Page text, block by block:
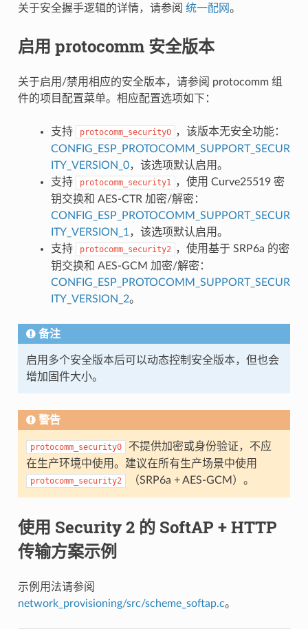
关于安全握手逻辑的详情，请参阅 统一配网。
启用 protocomm 安全版本
关于启用/禁用相应的安全版本，请参阅 protocomm 组
件的项目配置菜单。相应配置选项如下：
支持 protocomm_security0 ，该版本无安全功能：
CONFIG_ESP_PROTOCOMM_SUPPORT_SECUR
ITY_VERSION_0，该选项默认启用。
支持
protocomm_security1 ，使用 Curve25519 密
钥交换和 AES-CTR 加密/解密：
CONFIG_ESP_PROTOCOMM_SUPPORT_SECUR
ITY_VERSION_1 ，该选项默认启用。
支持
protocomm_security2 ，使用基于 SRP6a 的密
钥交换和 AES-GCM 加密/解密：
CONFIG_ESP_PROTOCOMM_SUPPORT_SECUR
ITY_VERSION_2。
备注
启用多个安全版本后可以动态控制安全版本，但也会
增加固件大小。
警告
protocomm_security0
不提供加密或身份验证，不应
在生产环境中使用。建议在所有生产场景中使用
protocomm_security2 （SRP6a + AES-GCM）。
使用 Security 2 的 SoftAP + HTTP
传输方案示例
示例用法请参阅
network_provisioning/src/scheme_softap.c。